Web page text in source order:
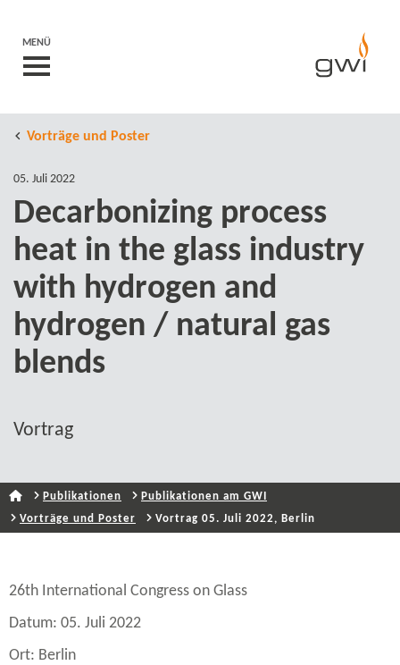
MENÜ
Vorträge und Poster
05. Juli 2022
Decarbonizing process
heat in the glass industry
with hydrogen and
hydrogen / natural gas
blends
Vortrag
Publikationen
Publikationen am GWI
Vorträge und Poster
Vortrag 05. Juli 2022, Berlin
26th International Congress on Glass
Datum: 05. Juli 2022
Ort: Berlin